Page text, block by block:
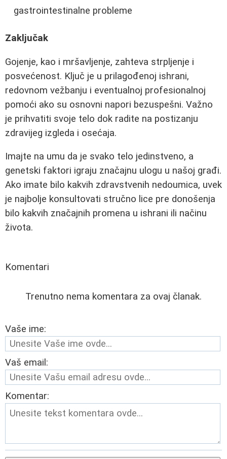
gastrointestinalne probleme
Zaključak
Gojenje, kao i mršavljenje, zahteva strpljenje i
posvećenost. Ključ je u prilagođenoj ishrani,
redovnom vežbanju i eventualnoj profesionalnoj
pomoći ako su osnovni napori bezuspešni. Važno
je prihvatiti svoje telo dok radite na postizanju
zdravijeg izgleda i osećaja.
Imajte na umu da je svako telo jedinstveno, a
genetski faktori igraju značajnu ulogu u našoj građi.
Ako imate bilo kakvih zdravstvenih nedoumica, uvek
je najbolje konsultovati stručno lice pre donošenja
bilo kakvih značajnih promena u ishrani ili načinu
života.
Komentari
Trenutno nema komentara za ovaj članak.
Vaše ime:
Vaš email:
Komentar: